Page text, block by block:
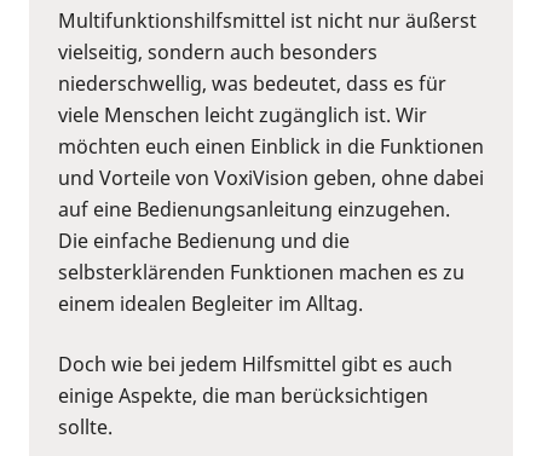
Multifunktionshilfsmittel ist nicht nur äußerst
vielseitig, sondern auch besonders
niederschwellig, was bedeutet, dass es für
viele Menschen leicht zugänglich ist. Wir
möchten euch einen Einblick in die Funktionen
und Vorteile von VoxiVision geben, ohne dabei
auf eine Bedienungsanleitung einzugehen.
Die einfache Bedienung und die
selbsterklärenden Funktionen machen es zu
einem idealen Begleiter im Alltag.
Doch wie bei jedem Hilfsmittel gibt es auch
einige Aspekte, die man berücksichtigen
sollte.